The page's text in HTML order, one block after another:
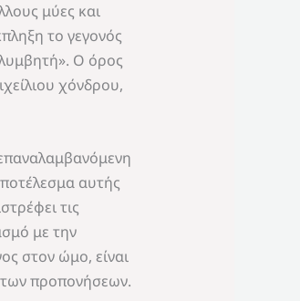
μύες και
το γεγονός
Ο όρος
χόνδρου,
αυτής
τις
με την
στον ώμο, είναι
των προπονήσεων.